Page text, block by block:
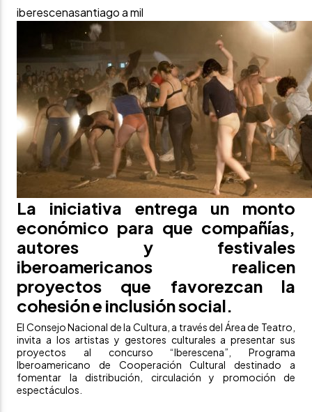
iberescenasantiago a mil
La iniciativa entrega un monto
económico para que compañías,
autores y festivales
iberoamericanos realicen
proyectos que favorezcan la
cohesión e inclusión social.
El Consejo Nacional de la Cultura, a través del Área de Teatro,
invita a los artistas y gestores culturales a presentar sus
proyectos al concurso “Iberescena”, Programa
Iberoamericano de Cooperación Cultural destinado a
fomentar la distribución, circulación y promoción de
espectáculos.